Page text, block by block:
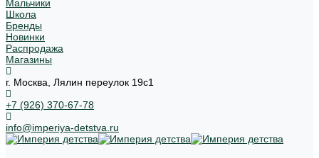
Мальчики
Школа
Бренды
Новинки
Распродажа
Магазины
г. Москва, Лялин переулок 19с1
+7 (926) 370-67-78
info@imperiya-detstva.ru